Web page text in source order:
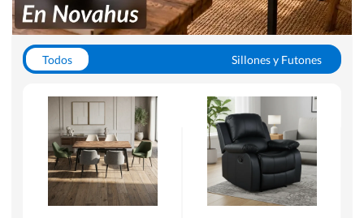
Todos
Sillones y Futones
Escritorios y Sillas PC
Racks y Muebles TV
Alfombras